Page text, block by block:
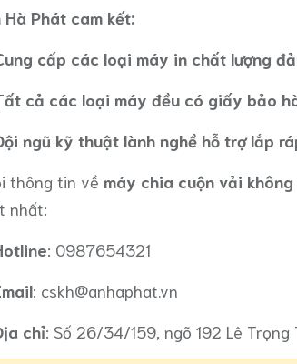
Hà Phát cam kết:
cấp các loại máy in chất lượng
cả các loại máy đều có giấy bảo
ngũ kỹ thuật lành nghề hỗ trợ lắp
thông tin về máy chia cuộn vải
nhất:
: 0987654321
: cskh@anhaphat.vn
chỉ: Số 26/34/159, ngõ 192 Lê Trọng